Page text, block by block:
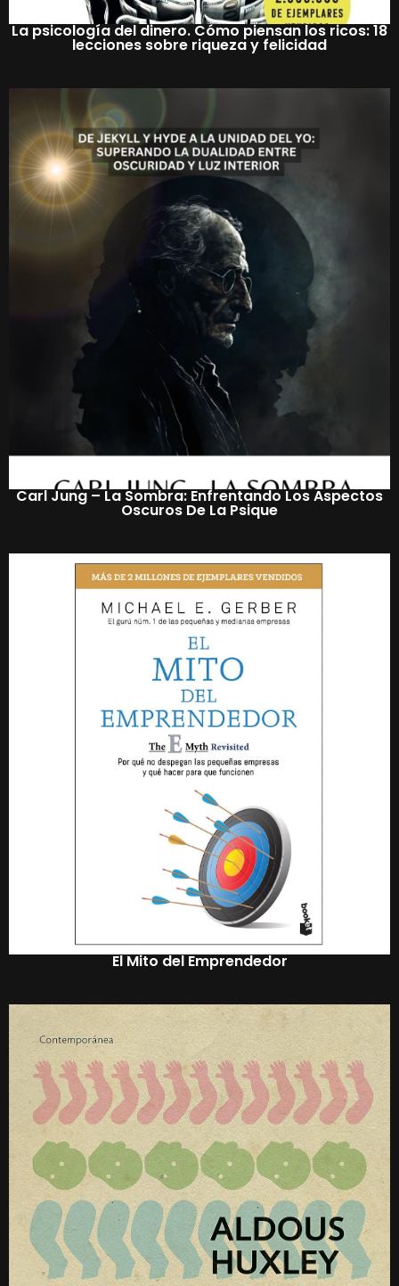
La psicología del dinero. Cómo piensan los ricos: 18
lecciones sobre riqueza y felicidad
Carl Jung – La Sombra: Enfrentando Los Aspectos
Oscuros De La Psique
El Mito del Emprendedor